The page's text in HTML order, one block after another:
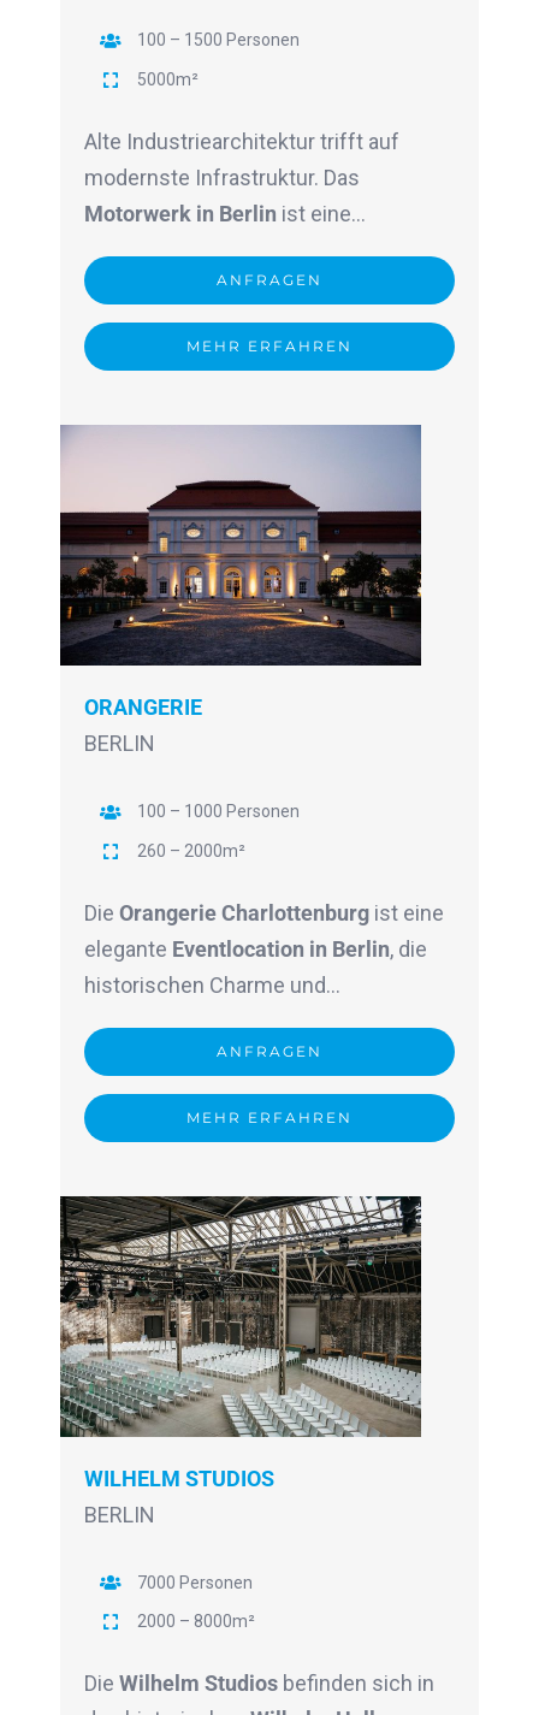
100 – 1500 Personen
5000m²
Alte Industriearchitektur trifft auf
modernste Infrastruktur. Das
Motorwerk in Berlin ist eine…
ANFRAGEN
MEHR ERFAHREN
ORANGERIE
BERLIN
100 – 1000 Personen
260 – 2000m²
Die Orangerie Charlottenburgist eine
elegante Eventlocation in Berlin, die
historischen Charme und…
ANFRAGEN
MEHR ERFAHREN
WILHELM STUDIOS
BERLIN
7000 Personen
2000 – 8000m²
Die Wilhelm Studiosbefinden sich in